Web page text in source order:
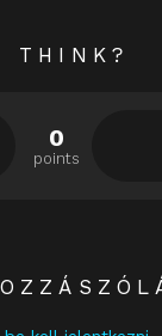
THINK?
0
points